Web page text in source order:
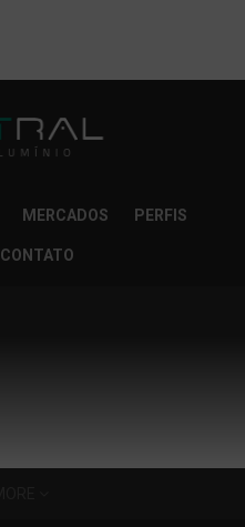
MERCADOS PERFIS
CONTATO